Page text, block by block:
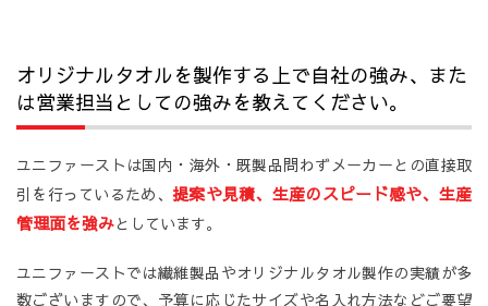
オリジナルタオルを製作する上で自社の強み、また
は営業担当としての強みを教えてください。
ユニファーストは国内・海外・既製品問わずメーカーとの直接取
引を行っているため、 提案や見積、生産のスピード感や、生産
管理面を強みとしています。
ユニファーストでは繊維製品やオリジナルタオル製作の実績が多
数ございますので、予算に応じたサイズや名入れ方法などご要望